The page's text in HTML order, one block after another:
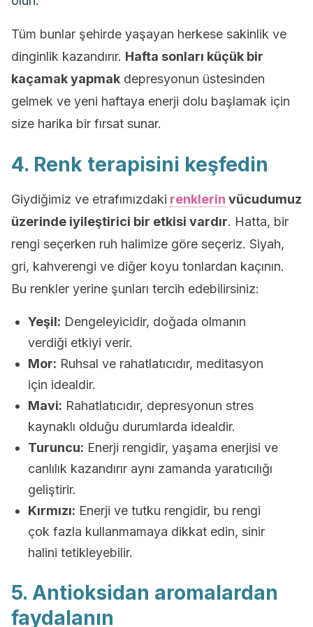
Tüm bunlar şehirde yaşayan herkese sakinlik ve
dinginlik kazandırır. Hafta sonları küçük bir
kaçamak yapmak depresyonun üstesinden
gelmek ve yeni haftaya enerji dolu başlamak için
size harika bir fırsat sunar.
4. Renk terapisini keşfedin
Giydiğimiz ve etrafımızdaki renklerin vücudumuz
üzerinde iyileştirici bir etkisi vardır. Hatta, bir
rengi seçerken ruh halimize göre seçeriz. Siyah,
gri, kahverengi ve diğer koyu tonlardan kaçının.
Bu renkler yerine şunları tercih edebilirsiniz:
Yeşil: Dengeleyicidir, doğada olmanın
verdiği etkiyi verir.
Mor: Ruhsal ve rahatlatıcıdır, meditasyon
için idealdir.
Mavi: Rahatlatıcıdır, depresyonun stres
kaynaklı olduğu durumlarda idealdir.
Turuncu: Enerji rengidir, yaşama enerjisi ve
canlılık kazandırır aynı zamanda yaratıcılığı
geliştirir.
Kırmızı: Enerji ve tutku rengidir, bu rengi
çok fazla kullanmamaya dikkat edin, sinir
halini tetikleyebilir.
5. Antioksidan aromalardan
faydalanın